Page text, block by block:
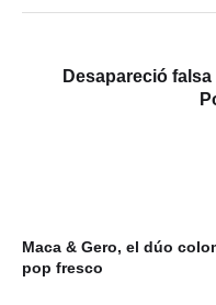
Desapareció
Maca & Gero, el dúo
pop fresco